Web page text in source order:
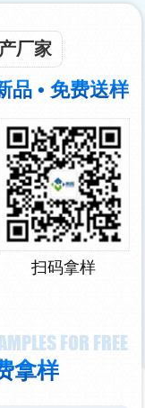
FOR FREE
拿样
厂家
品 • 免费送样
扫码拿样